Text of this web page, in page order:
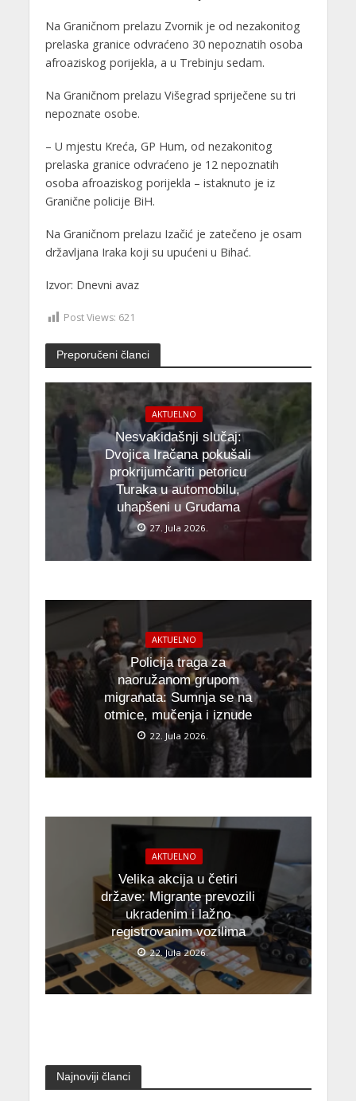
Na Graničnom prelazu Zvornik je od nezakonitog
prelaska granice odvraćeno 30 nepoznatih osoba
afroaziskog porijekla, a u Trebinju sedam.
Na Graničnom prelazu Višegrad spriječene su tri
nepoznate osobe.
– U mjestu Kreća, GP Hum, od nezakonitog
prelaska granice odvraćeno je 12 nepoznatih
osoba afroaziskog porijekla – istaknuto je iz
Granične policije BiH.
Na Graničnom prelazu Izačić je zatečeno je osam
državljana Iraka koji su upućeni u Bihać.
Izvor: Dnevni avaz
Post Views: 621
Preporučeni članci
AKTUELNO
Nesvakidašnji slučaj:
Dvojica Iračana pokušali
prokrijumčariti petoricu
Turaka u automobilu,
uhapšeni u Grudama
27. Jula 2026.
AKTUELNO
Policija traga za
naoružanom grupom
migranata: Sumnja se na
otmice, mučenja i iznude
22. Jula 2026.
AKTUELNO
Velika akcija u četiri
države: Migrante prevozili
ukradenim i lažno
registrovanim vozilima
22. Jula 2026.
Najnoviji članci